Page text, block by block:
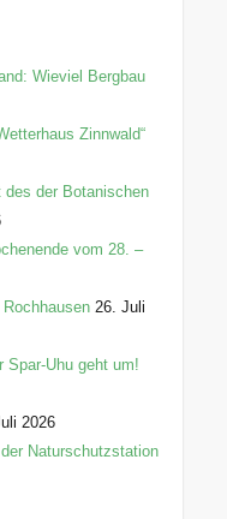
Wieviel Bergbau
Zinnwald“
des der Botanischen
vom 28. –
26. Juli
Spar-Uhu geht um!
2026
Naturschutzstation